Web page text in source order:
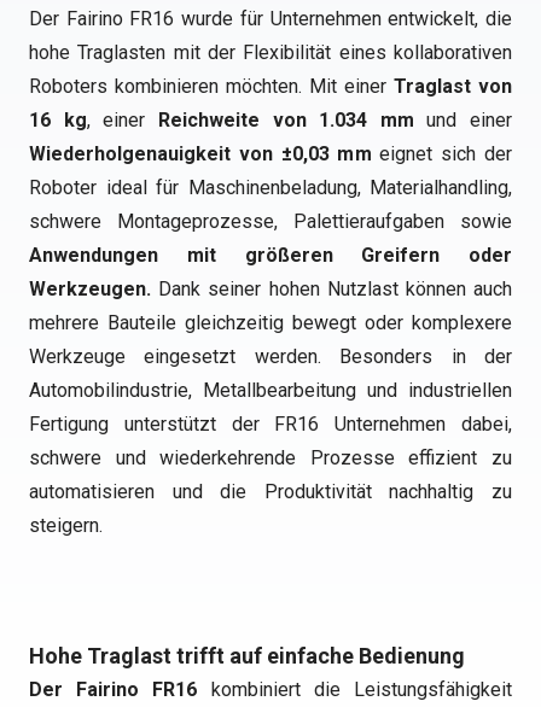
Der Fairino FR16 wurde für Unternehmen entwickelt, die
hohe Traglasten mit der Flexibilität eines kollaborativen
Roboters kombinieren möchten. Mit einer Traglast von
16 kg, einer Reichweite von 1.034 mm und einer
Wiederholgenauigkeit von ±0,03 mm eignet sich der
Roboter ideal für Maschinenbeladung, Materialhandling,
schwere Montageprozesse, Palettieraufgaben sowie
Anwendungen mit größeren Greifern oder
Werkzeugen. Dank seiner hohen Nutzlast können auch
mehrere Bauteile gleichzeitig bewegt oder komplexere
Werkzeuge eingesetzt werden. Besonders in der
Automobilindustrie, Metallbearbeitung und industriellen
Fertigung unterstützt der FR16 Unternehmen dabei,
schwere und wiederkehrende Prozesse effizient zu
automatisieren und die Produktivität nachhaltig zu
steigern.
Hohe Traglast trifft auf einfache Bedienung
Der Fairino FR16 kombiniert die Leistungsfähigkeit